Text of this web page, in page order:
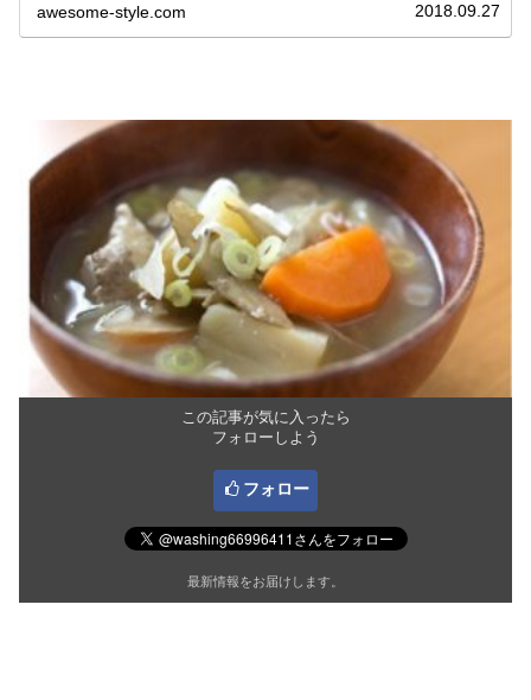
awesome-style.com 2018.09.27
この記事が気に入ったら
フォローしよう
フォロー
最新情報をお届けします。